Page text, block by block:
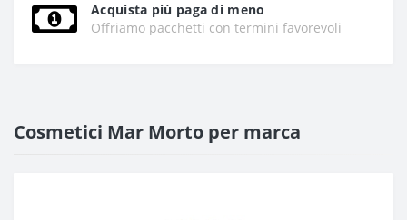
Acquista più paga di meno
Offriamo pacchetti con termini favorevoli
Cosmetici Mar Morto per marca